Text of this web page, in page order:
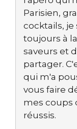
Parisien,
cocktails,
toujours à
saveurs et
partager.
qui m'a
vous faire
mes coups
réussis.